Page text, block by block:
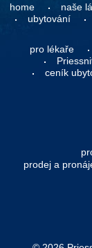
home naše
ubytování
pro lékaře
ceník
prodej a